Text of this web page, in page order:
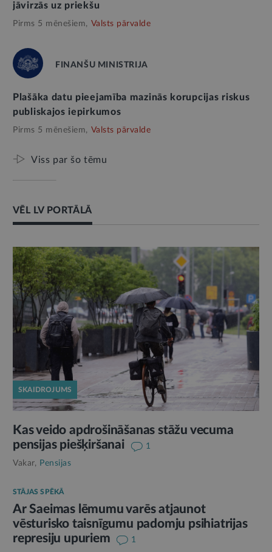
jāvirzās uz priekšu
Pirms 5 mēnešiem, Valsts pārvalde
FINANŠU MINISTRIJA
Plašāka datu pieejamība mazinās korupcijas riskus
publiskajos iepirkumos
Pirms 5 mēnešiem, Valsts pārvalde
Viss par šo tēmu
VĒL LV PORTĀLĀ
SKAIDROJUMS
Kas veido apdrošināšanas stāžu vecuma
pensijas piešķiršanai
1
Vakar, Pensijas
STĀJAS SPĒKĀ
Ar Saeimas lēmumu varēs atjaunot
vēsturisko taisnīgumu padomju psihiatrijas
represiju upuriem
1